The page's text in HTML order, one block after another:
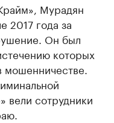
Мурадян
2017 года за
Он был
которых
мошенничестве.
вели сотрудники